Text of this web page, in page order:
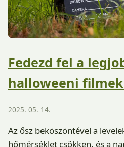
Fedezd fel a
halloweeni
2025. 05. 14.
Az ősz beköszöntével a
hőmérséklet csökken, és a